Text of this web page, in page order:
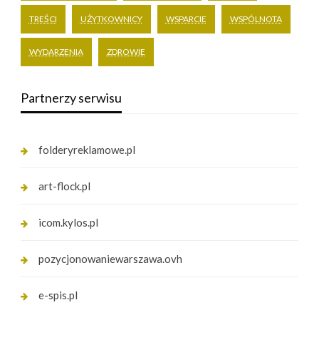
TREŚCI UŻYTKOWNICY WSPARCIE WSPÓLNOTA
WYDARZENIA ZDROWIE
Partnerzy serwisu
folderyreklamowe.pl
art-flock.pl
icom.kylos.pl
pozycjonowaniewarszawa.ovh
e-spis.pl